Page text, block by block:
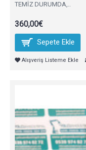
TEMİZ DURUMDA,..
360,00€
Sepete Ekle
Alışveriş Listeme Ekle